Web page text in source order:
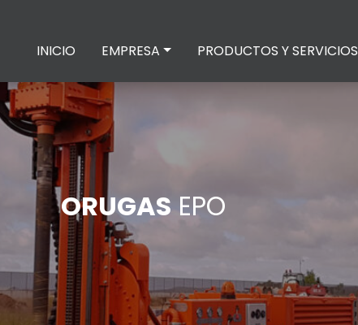
INICIO EMPRESA PRODUCTOS Y SERVICIOS
ORUGASEPO